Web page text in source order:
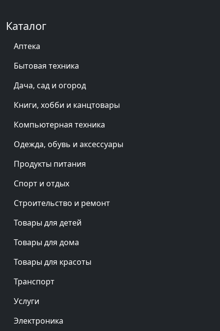
Каталог
Аптека
Бытовая техника
Дача, сад и огород
Книги, хобби и канцтовары
Компьютерная техника
Одежда, обувь и аксессуары
Продукты питания
Спорт и отдых
Строительство и ремонт
Товары для детей
Товары для дома
Товары для красоты
Транспорт
Услуги
Электроника